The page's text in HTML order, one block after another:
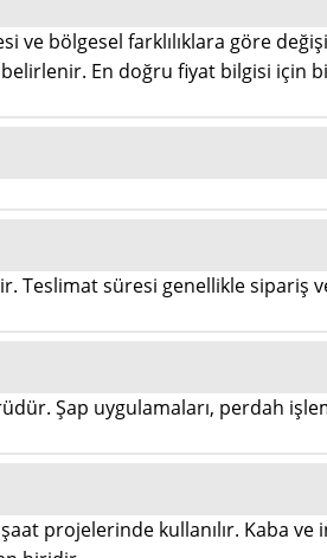
ve bölgesel farklılıklara göre
En doğru fiyat bilgisi için
Teslimat süresi genellikle sipariş
Şap uygulamaları, perdah
projelerinde kullanılır. Kaba ve